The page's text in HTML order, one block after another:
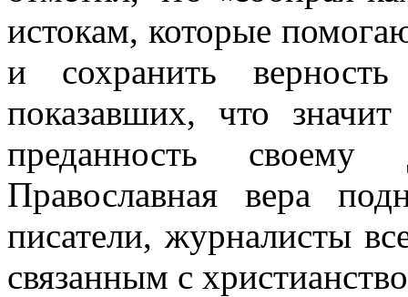
истокам, которые
и сохранить
показавших, что
преданность
Православная вера
писатели, журналисты
связанным с